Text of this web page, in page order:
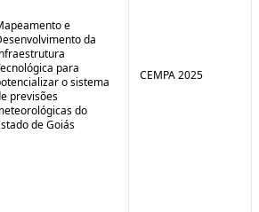
e
da
para
o sistema
previsões
do
de Goiás
CEMPA 2025